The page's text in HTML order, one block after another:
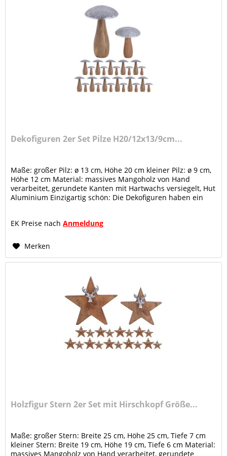
Dekofiguren 2er Set Pilze H20/12x13/9cm...
Maße: großer Pilz: ø 13 cm, Höhe 20 cm kleiner Pilz: ø 9 cm,
Höhe 12 cm Material: massives Mangoholz von Hand
verarbeitet, gerundete Kanten mit Hartwachs versiegelt, Hut
Aluminium Einzigartig schön: Die Dekofiguren haben ein
EK Preise nachAnmeldung
Merken
Holzfigur Stern 2er Set mit Hirschkopf Größe...
Maße: großer Stern: Breite 25 cm, Höhe 25 cm, Tiefe 7 cm
kleiner Stern: Breite 19 cm, Höhe 19 cm, Tiefe 6 cm Material:
massives Mangoholz von Hand verarbeitet, gerundete